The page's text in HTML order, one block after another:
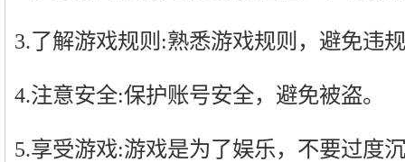
3.了解游戏规则:熟悉游戏规则，避免违
4.注意安全:保护账号安全，避免被盗。
5.享受游戏:游戏是为了娱乐，不要过度